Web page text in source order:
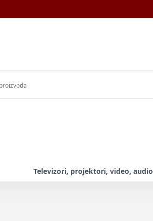
Televizori, projektori, video, audio